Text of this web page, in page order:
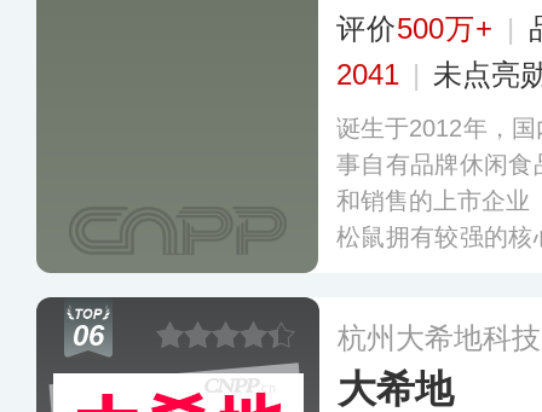
评价500万+ |
2041 | 未点亮
诞生于2012年，
事自有品牌休闲
和销售的上市企业
松鼠拥有较强的
KA卖场及线上主
06 杭州大希地科
大希地